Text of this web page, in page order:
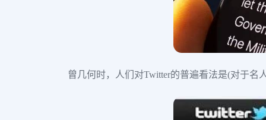
曾几何时，人们对Twitter的普遍看法是(对于名